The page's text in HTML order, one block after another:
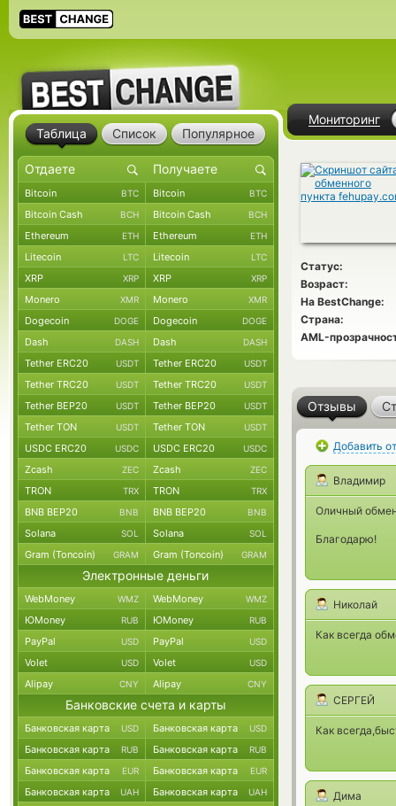
Мониторинг
Статус:
Возраст:
На BestChange:
Страна:
AML-
Отзывы
Добавить
Владимир
Оличный
Благодарю!
Николай
Как всегда
CЕРГЕЙ
Как
Дима
Таблица Список Популярное
Bitcoin BTC Bitcoin BTC
Bitcoin Cash BCH Bitcoin Cash BCH
Ethereum ETH Ethereum ETH
Litecoin LTC Litecoin LTC
XRP XRP XRP XRP
Monero XMR Monero XMR
Dogecoin DOGE Dogecoin DOGE
Dash DASH Dash DASH
Tether ERC20 USDT Tether ERC20 USDT
Tether TRC20 USDT Tether TRC20 USDT
Tether BEP20 USDT Tether BEP20 USDT
Tether TON USDT Tether TON USDT
USDC ERC20 USDC USDC ERC20 USDC
Zcash ZEC Zcash ZEC
TRON TRX TRON TRX
BNB BEP20 BNB BNB BEP20 BNB
Solana SOL Solana SOL
Gram (Toncoin) GRAM Gram (Toncoin) GRAM
Электронные деньги
WebMoney WMZ WebMoney WMZ
ЮMoney RUB ЮMoney RUB
PayPal USD PayPal USD
Volet USD Volet USD
Alipay CNY Alipay CNY
Банковские счета и карты
Банковская карта USD Банковская карта USD
Банковская карта RUB Банковская карта RUB
Банковская карта EUR Банковская карта EUR
Банковская карта UAH Банковская карта UAH